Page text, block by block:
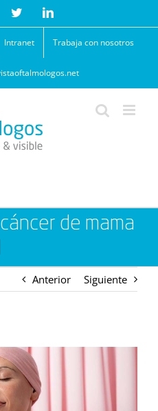
TwitterLinkedIn
Intranet Trabaja con nosotros
de mama
Anterior Siguiente